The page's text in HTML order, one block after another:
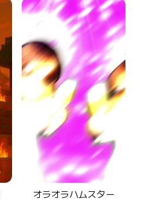
オラオラハムスター